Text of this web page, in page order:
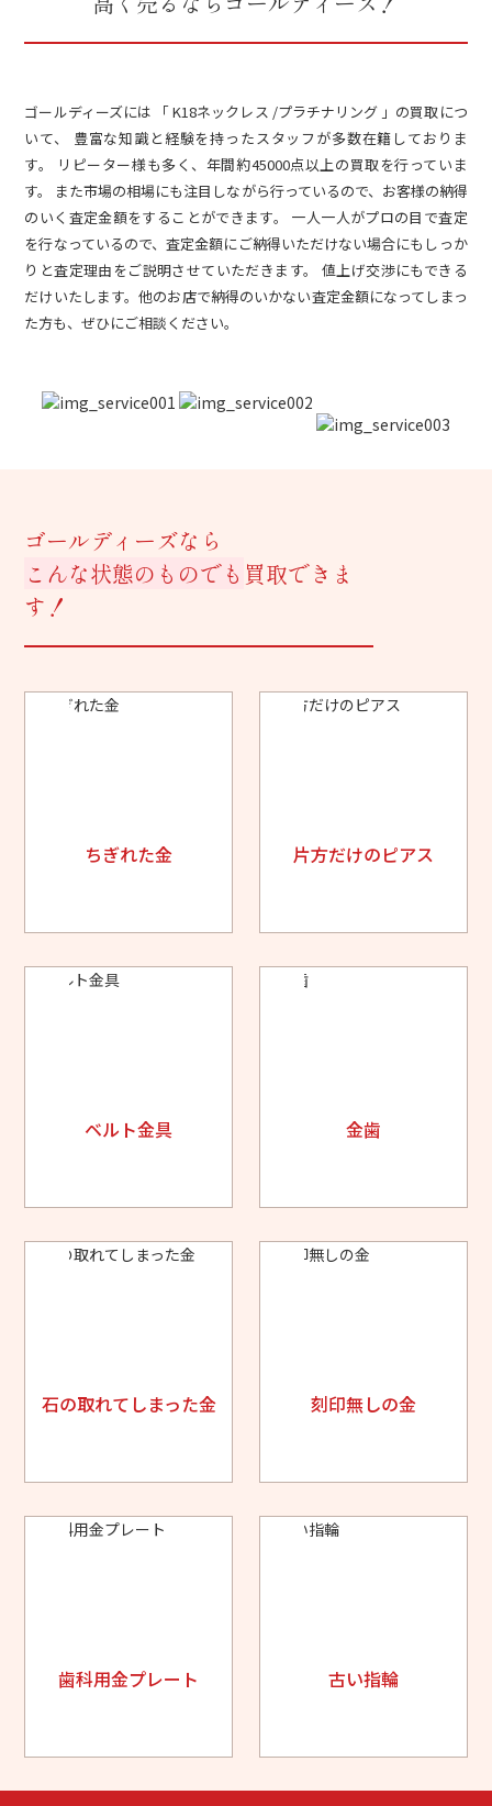
ゴールディーズには 「 K18ネックレス /プラチナリング 」の買取につ
いて、 豊富な知識と経験を持ったスタッフが多数在籍しておりま
す。 リピーター様も多く、年間約45000点以上の買取を行っていま
す。 また市場の相場にも注目しながら行っているので、お客様の納得
のいく査定金額をすることができます。 一人一人がプロの目で査定
を行なっているので、査定金額にご納得いただけない場合にもしっか
りと査定理由をご説明させていただきます。 値上げ交渉にもできる
だけいたします。他のお店で納得のいかない査定金額になってしまっ
た方も、ぜひにご相談ください。
ゴールディーズなら
こんな状態のものでも 買取できま
す！
ちぎれた金 片方だけのピアス
ベルト金具 金歯
石の取れてしまった金 刻印無しの金
歯科用金プレート 古い指輪